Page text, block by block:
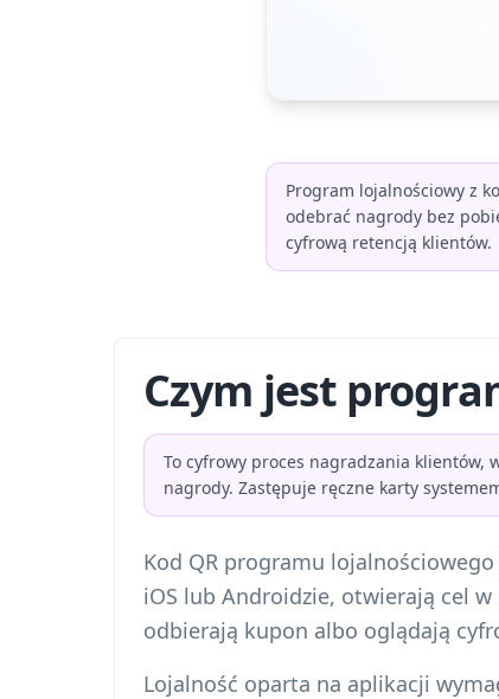
Program lojalnościowy z
odebrać nagrody bez
cyfrową retencją klientów.
Czym jest
To cyfrowy proces nagradzania klientów,
nagrody. Zastępuje ręczne karty
Kod QR programu
iOS lub Androidzie, otwierają cel
odbierają kupon albo oglądają
Lojalność oparta na aplikacji